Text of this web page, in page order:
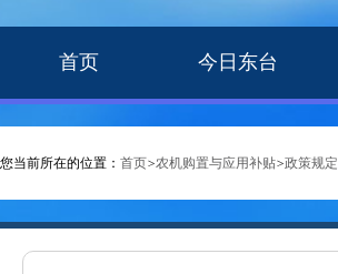
首页 今日东台
您当前所在的位置： 首页>农机购置与应用补贴>政策规定